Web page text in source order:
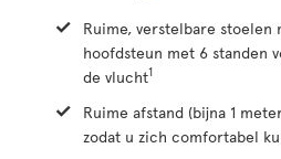
Ruime, verstelbare stoelen
hoofdsteun met 6 standen
de vlucht1
Ruime afstand (bijna 1
zodat u zich comfortabel